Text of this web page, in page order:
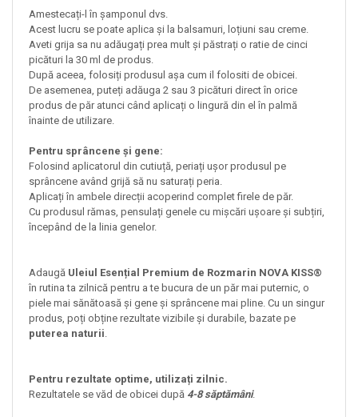
Amestecați-l în șamponul dvs.
Acest lucru se poate aplica și la balsamuri, loțiuni sau creme.
Aveti grija sa nu adăugați prea mult și păstrați o ratie de cinci
picături la 30 ml de produs.
După aceea, folosiți produsul așa cum il folositi de obicei.
De asemenea, puteți adăuga 2 sau 3 picături direct în orice
produs de păr atunci când aplicați o lingură din el în palmă
înainte de utilizare.
Pentru sprâncene și gene:
Folosind aplicatorul din cutiuță, periați ușor produsul pe
sprâncene având grijă să nu saturați peria.
Aplicați în ambele direcții acoperind complet firele de păr.
Cu produsul rămas, pensulați genele cu mișcări ușoare și subțiri,
începând de la linia genelor.
Adaugă Uleiul Esențial Premium de Rozmarin NOVA KISS®
în rutina ta zilnică pentru a te bucura de un păr mai puternic, o
piele mai sănătoasă și gene și sprâncene mai pline. Cu un singur
produs, poți obține rezultate vizibile și durabile, bazate pe
puterea naturii
Pentru rezultate optime, utilizați zilnic.
Rezultatele se văd de obicei după 4-8 săptămâni.